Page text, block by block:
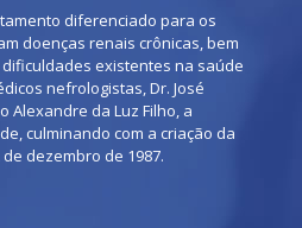
diferenciado para os
doenças renais crônicas, bem
existentes na saúde
nefrologistas, Dr. José
Alexandre da Luz Filho, a
culminando com a criação da
dezembro de 1987.